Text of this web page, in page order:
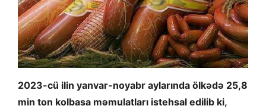
2023-cü ilin yanvar-noyabr aylarında ölkədə 25,8
min ton kolbasa məmulatları istehsal edilib ki,